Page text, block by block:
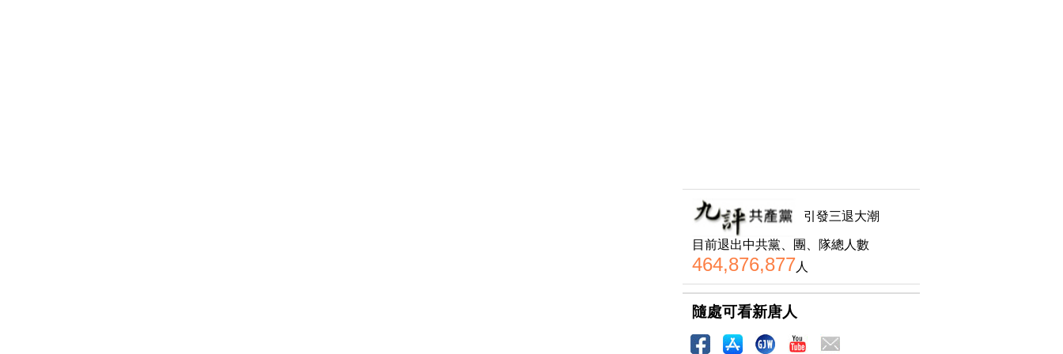
引發三退大潮
目前退出中共黨、團、隊總人數
464,876,877人
隨處可看新唐人